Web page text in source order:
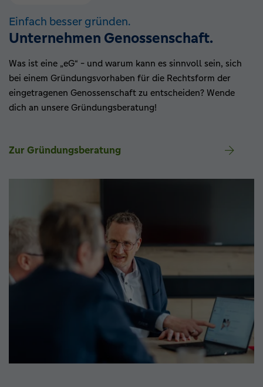
Einfach besser gründen.
Unternehmen Genossenschaft.
Was ist eine „eG“ - und warum kann es sinnvoll sein, sich
bei einem Gründungsvorhaben für die Rechtsform der
eingetragenen Genossenschaft zu entscheiden? Wende
dich an unsere Gründungsberatung!
Zur Gründungsberatung